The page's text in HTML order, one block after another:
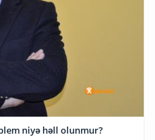
niyə həll olunmur?